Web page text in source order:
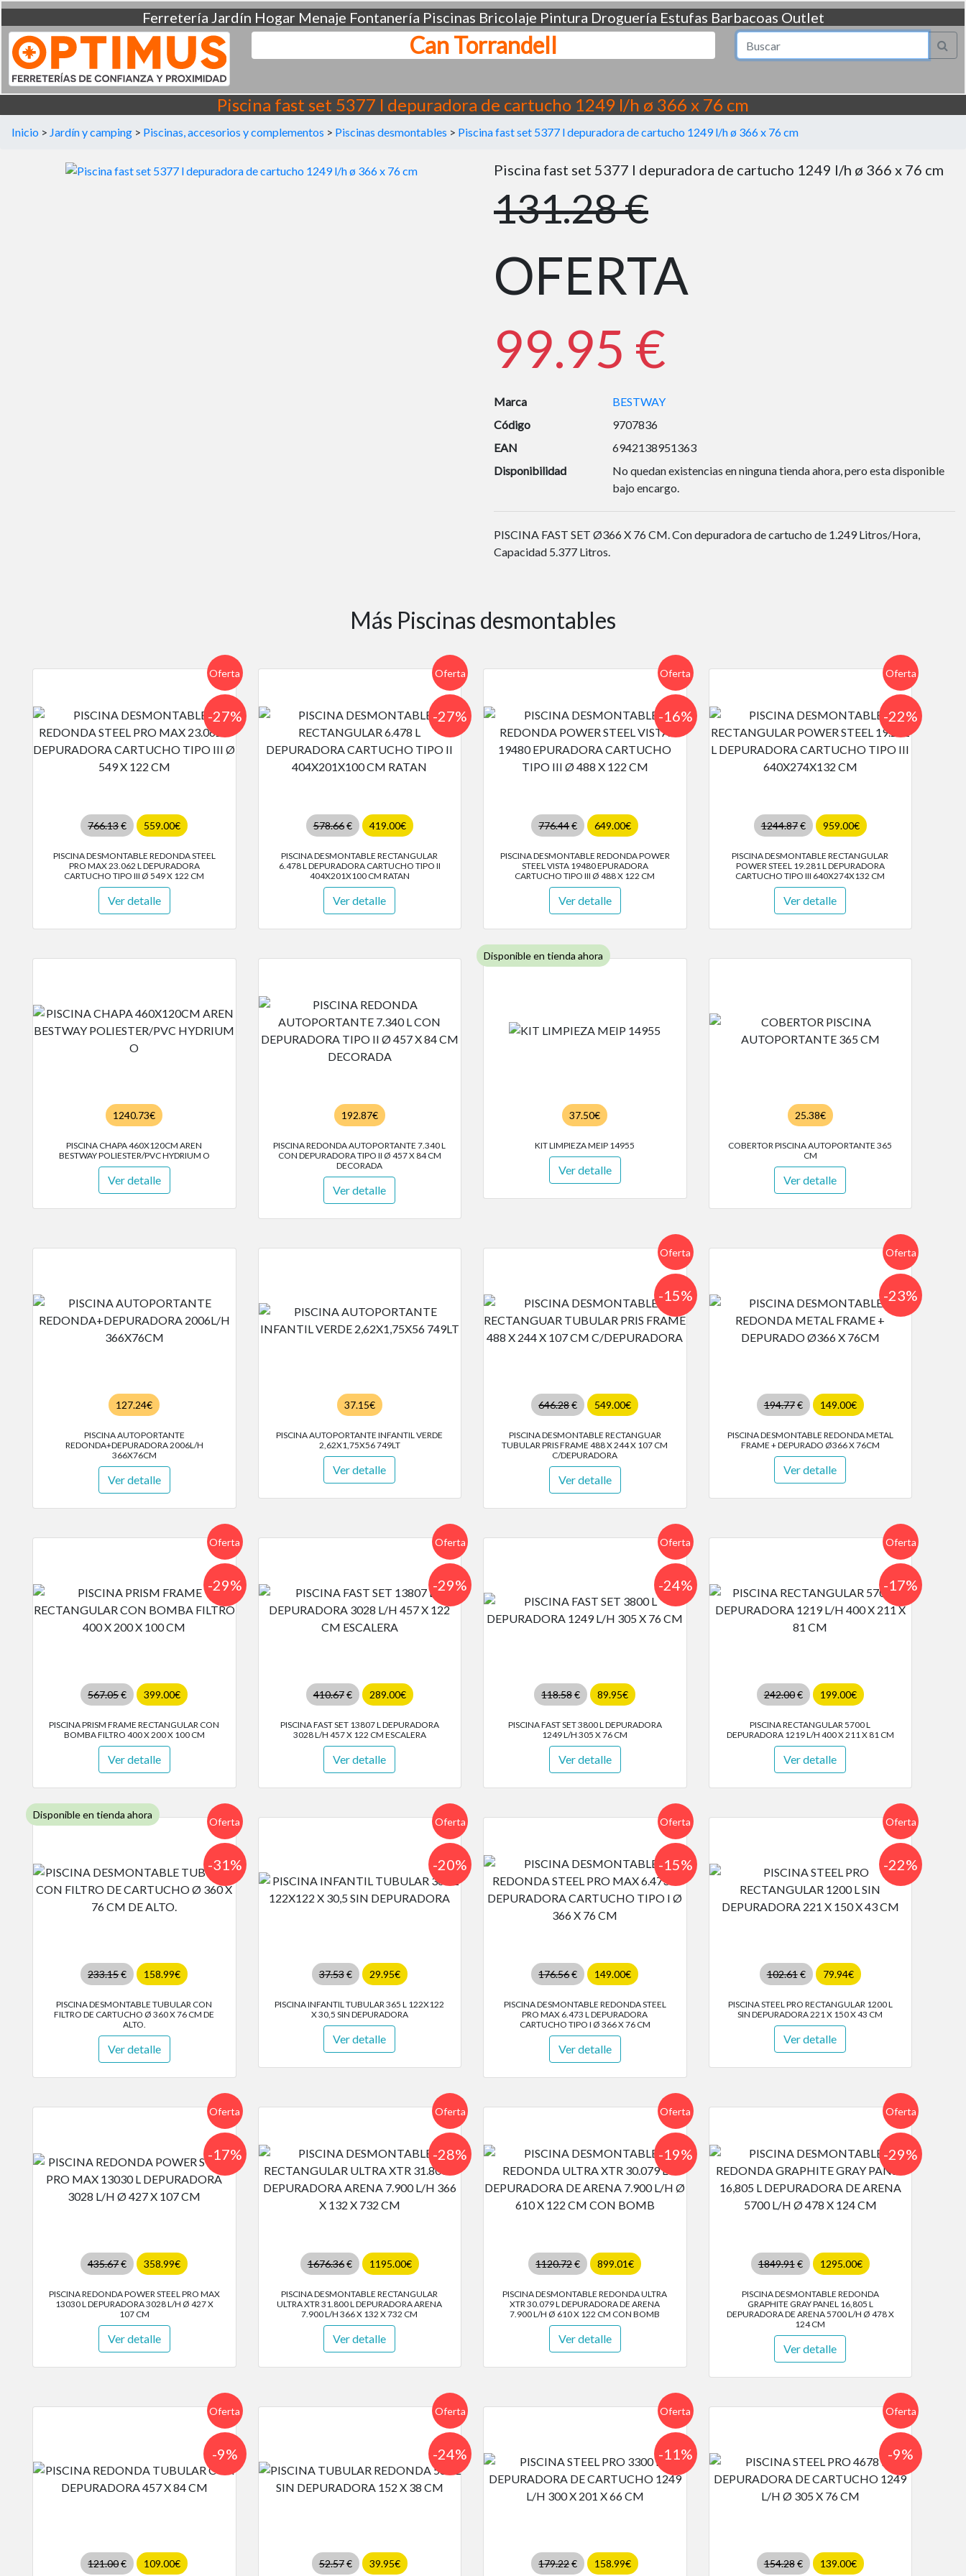
Ferretería Jardín Hogar Menaje Fontanería Piscinas Bricolaje Pintura Droguería Estufas Barbacoas Outlet
Can Torrandell
Piscina fast set 5377 l depuradora de cartucho 1249 l/h ø 366 x 76 cm
Inicio > Jardín y camping > Piscinas, accesorios y complementos > Piscinas desmontables > Piscina fast set 5377 l depuradora de cartucho 1249 l/h ø 366 x 76 cm
Piscina fast set 5377 l depuradora de cartucho 1249 l/h ø 366 x 76 cm
131.28 €
OFERTA
99.95 €
Marca
BESTWAY
Código
9707836
EAN
6942138951363
Disponibilidad
No quedan existencias en ninguna tienda ahora, pero esta disponible
bajo encargo.
PISCINA FAST SET Ø366 X 76 CM. Con depuradora de cartucho de 1.249 Litros/Hora,
Capacidad 5.377 Litros.
Más Piscinas desmontables
Oferta
766.13€ 559.00€
-27%
PISCINA DESMONTABLE REDONDA STEEL
PRO MAX 23.062 L DEPURADORA
CARTUCHO TIPO III Ø 549 X 122 CM
Ver detalle
Oferta
578.66€ 419.00€
-27%
PISCINA DESMONTABLE RECTANGULAR
6.478 L DEPURADORA CARTUCHO TIPO II
404X201X100 CM RATAN
Ver detalle
Oferta
776.44€ 649.00€
-16%
PISCINA DESMONTABLE REDONDA POWER
STEEL VISTA 19480 EPURADORA
CARTUCHO TIPO III Ø 488 X 122 CM
Ver detalle
Oferta
1244.87€ 959.00€
-22%
PISCINA DESMONTABLE RECTANGULAR
POWER STEEL 19.281 L DEPURADORA
CARTUCHO TIPO III 640X274X132 CM
Ver detalle
1240.73€
PISCINA CHAPA 460X120CM AREN
BESTWAY POLIESTER/PVC HYDRIUM O
Ver detalle
192.87€
PISCINA REDONDA AUTOPORTANTE 7.340 L
CON DEPURADORA TIPO II Ø 457 X 84 CM
DECORADA
Ver detalle
Disponible en tienda ahora
37.50€
KIT LIMPIEZA MEIP 14955
Ver detalle
25.38€
COBERTOR PISCINA AUTOPORTANTE 365
CM
Ver detalle
127.24€
PISCINA AUTOPORTANTE
REDONDA+DEPURADORA 2006L/H
366X76CM
Ver detalle
37.15€
PISCINA AUTOPORTANTE INFANTIL VERDE
2,62X1,75X56 749LT
Ver detalle
Oferta
646.28€ 549.00€
-15%
PISCINA DESMONTABLE RECTANGUAR
TUBULAR PRIS FRAME 488 X 244 X 107 CM
C/DEPURADORA
Ver detalle
Oferta
194.77€ 149.00€
-23%
PISCINA DESMONTABLE REDONDA METAL
FRAME + DEPURADO Ø366 X 76CM
Ver detalle
Oferta
567.05€ 399.00€
-29%
PISCINA PRISM FRAME RECTANGULAR CON
BOMBA FILTRO 400 X 200 X 100 CM
Ver detalle
Oferta
410.67€ 289.00€
-29%
PISCINA FAST SET 13807 L DEPURADORA
3028 L/H 457 X 122 CM ESCALERA
Ver detalle
Oferta
118.58€ 89.95€
-24%
PISCINA FAST SET 3800 L DEPURADORA
1249 L/H 305 X 76 CM
Ver detalle
Oferta
242.00€ 199.00€
-17%
PISCINA RECTANGULAR 5700 L
DEPURADORA 1219 L/H 400 X 211 X 81 CM
Ver detalle
Disponible en tienda ahora
Oferta
233.15€ 158.99€
-31%
PISCINA DESMONTABLE TUBULAR CON
FILTRO DE CARTUCHO Ø 360 X 76 CM DE
ALTO.
Ver detalle
Oferta
37.53€ 29.95€
-20%
PISCINA INFANTIL TUBULAR 365 L 122X122
X 30,5 SIN DEPURADORA
Ver detalle
Oferta
176.56€ 149.00€
-15%
PISCINA DESMONTABLE REDONDA STEEL
PRO MAX 6.473 L DEPURADORA
CARTUCHO TIPO I Ø 366 X 76 CM
Ver detalle
Oferta
102.61€ 79.94€
-22%
PISCINA STEEL PRO RECTANGULAR 1200 L
SIN DEPURADORA 221 X 150 X 43 CM
Ver detalle
Oferta
435.67€ 358.99€
-17%
PISCINA REDONDA POWER STEEL PRO MAX
13030 L DEPURADORA 3028 L/H Ø 427 X
107 CM
Ver detalle
Oferta
1676.36€ 1195.00€
-28%
PISCINA DESMONTABLE RECTANGULAR
ULTRA XTR 31.800 L DEPURADORA ARENA
7.900 L/H 366 X 132 X 732 CM
Ver detalle
Oferta
1120.72€ 899.01€
-19%
PISCINA DESMONTABLE REDONDA ULTRA
XTR 30.079 L DEPURADORA DE ARENA
7.900 L/H Ø 610 X 122 CM CON BOMB
Ver detalle
Oferta
1849.91€ 1295.00€
-29%
PISCINA DESMONTABLE REDONDA
GRAPHITE GRAY PANEL 16,805 L
DEPURADORA DE ARENA 5700 L/H Ø 478 X
124 CM
Ver detalle
Oferta
121.00€ 109.00€
-9%
Oferta
52.57€ 39.95€
-24%
Oferta
179.22€ 158.99€
-11%
Oferta
154.28€ 139.00€
-9%